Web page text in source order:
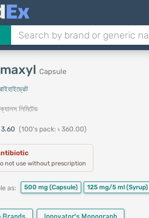
Capsule
লিমিটেড
3.60 (100's pack: ৳ 360.00)
not use without prescription
as: 500 mg (Capsule) 125 mg/5 ml (Syrup)